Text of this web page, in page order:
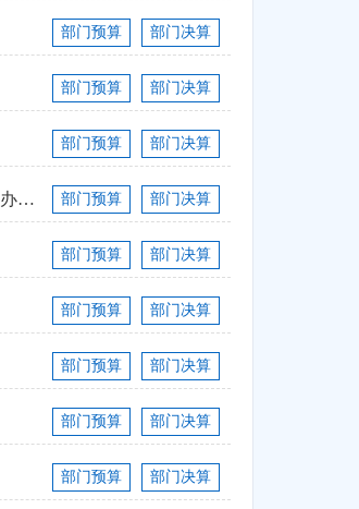
部门预算 部门决算
部门预算 部门决算
部门预算 部门决算
中国人民政治协商会议阿巴嘎旗委员会办公室 部门预算 部门决算
部门预算 部门决算
部门预算 部门决算
部门预算 部门决算
部门预算 部门决算
部门预算 部门决算